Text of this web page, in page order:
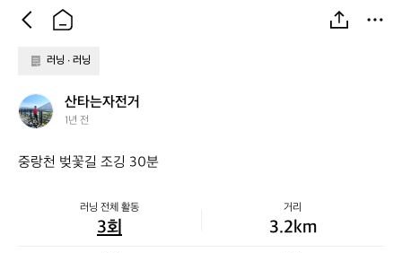
러닝 ∙ 러닝
산
타
자
전
산타는자전거
1년 전
중랑천 벚꽃길 조깅 30분
러닝 전체 활동
3회
거리
3.2km